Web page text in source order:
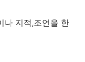
나 지적,조언을 한